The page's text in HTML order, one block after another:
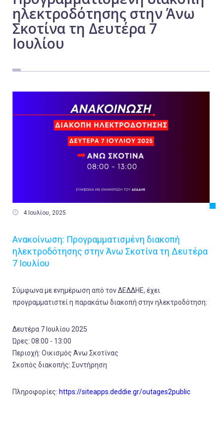
ηλεκτροδότησης στην Άνω
Σκοτίνα τη Δευτέρα 7
Ιουλίου
 4 Ιουλίου, 2025
Ανακοίνωση: Προγραμματισμένη διακοπή
ηλεκτροδότησης στην Άνω Σκοτίνα τη Δευτέρα
7 Ιουλίου
Σύμφωνα με ενημέρωση από τον ΔΕΔΔΗΕ, έχει
προγραμματιστεί η παρακάτω διακοπή στην ηλεκτροδότηση:
Δευτέρα 7 Ιουλίου 2025
Ώρες: 08:00 - 13:00
Περιοχή: Οικισμός Άνω Σκοτίνας
Σκοπός διακοπής: Συντήρηση
Πληροφορίες: https://siteapps.deddie.gr/outages2public
Εργασία
Ελλάδα
Πολιτική
Αθλητικά
Αστυνομικό Δελτίο